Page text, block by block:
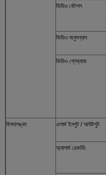
ভিডিও কৌশল
ভিডিও অনুসন্ধান
ভিডিও প্লেব্যাক
বিপদাশঙ্কা এলার্ম ইনপুট / আউটপুট
অ্যালার্ম রেকর্ডিং